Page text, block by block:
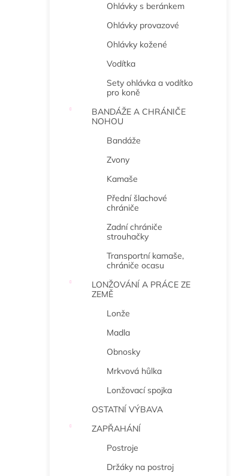
Ohlávky s beránkem
Ohlávky provazové
Ohlávky kožené
Vodítka
Sety ohlávka a vodítko
pro koně
BANDÁŽE A CHRÁNIČE
NOHOU
Bandáže
Zvony
Kamaše
Přední šlachové
chrániče
Zadní chrániče
strouhačky
Transportní kamaše,
chrániče ocasu
LONŽOVÁNÍ A PRÁCE ZE
ZEMĚ
Lonže
Madla
Obnosky
Mrkvová hůlka
Lonžovací spojka
OSTATNÍ VÝBAVA
ZAPŘAHÁNÍ
Postroje
Držáky na postroj